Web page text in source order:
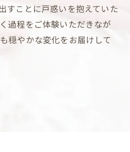
すことに戸惑いを抱えていた
過程をご体験いただきなが
穏やかな変化をお届けして